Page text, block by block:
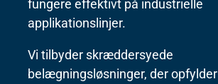
fungere effektivt på industrielle
applikationslinjer.
Vi tilbyder skræddersyede
belægningsløsninger, der opfylder